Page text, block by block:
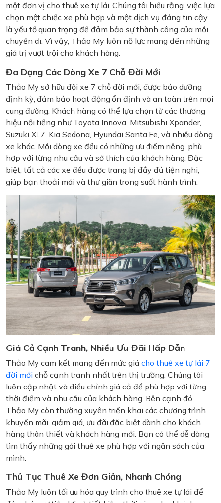
một đơn vị cho thuê xe tự lái. Chúng tôi hiểu rằng, việc lựa
chọn một chiếc xe phù hợp và một dịch vụ đáng tin cậy
là yếu tố quan trọng để đảm bảo sự thành công của mỗi
chuyến đi. Vì vậy, Thảo My luôn nỗ lực mang đến những
giá trị vượt trội cho khách hàng.
Đa Dạng Các Dòng Xe 7 Chỗ Đời Mới
Thảo My sở hữu đội xe 7 chỗ đời mới, được bảo dưỡng
định kỳ, đảm bảo hoạt động ổn định và an toàn trên mọi
cung đường. Khách hàng có thể lựa chọn từ các thương
hiệu nổi tiếng như Toyota Innova, Mitsubishi Xpander,
Suzuki XL7, Kia Sedona, Hyundai Santa Fe, và nhiều dòng
xe khác. Mỗi dòng xe đều có những ưu điểm riêng, phù
hợp với từng nhu cầu và sở thích của khách hàng. Đặc
biệt, tất cả các xe đều được trang bị đầy đủ tiện nghi,
giúp bạn thoải mái và thư giãn trong suốt hành trình.
Giá Cả Cạnh Tranh, Nhiều Ưu Đãi Hấp Dẫn
Thảo My cam kết mang đến mức giá cho thuê xe tự lái 7
đời mới chỗ cạnh tranh nhất trên thị trường. Chúng tôi
luôn cập nhật và điều chỉnh giá cả để phù hợp với từng
thời điểm và nhu cầu của khách hàng. Bên cạnh đó,
Thảo My còn thường xuyên triển khai các chương trình
khuyến mãi, giảm giá, ưu đãi đặc biệt dành cho khách
hàng thân thiết và khách hàng mới. Bạn có thể dễ dàng
tìm thấy những gói thuê xe phù hợp với ngân sách của
mình.
Thủ Tục Thuê Xe Đơn Giản, Nhanh Chóng
Thảo My luôn tối ưu hóa quy trình cho thuê xe tự lái để